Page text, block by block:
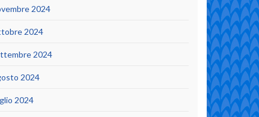
2024
2024
2024
2024
2024